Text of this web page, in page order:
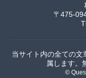
〒475-
当サイト内の全ての
属します。
©